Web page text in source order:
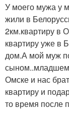
У моего мужа у
жили в
2км.квартиру в
квартиру уже в
дом.А мой муж
Омске и нас
квартиру и
то время после